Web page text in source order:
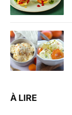
À LIRE